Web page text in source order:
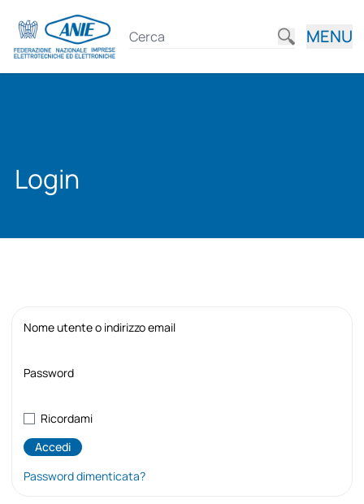
MENU
Login
Nome utente o indirizzo email
Password
Ricordami
Password dimenticata?